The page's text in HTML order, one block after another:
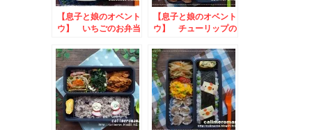
【息子と娘のオベント
ウ】 いちごのお弁当
【息子と娘のオベント
ウ】 チューリップの